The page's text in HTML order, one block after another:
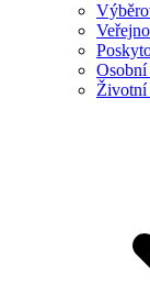
Životní